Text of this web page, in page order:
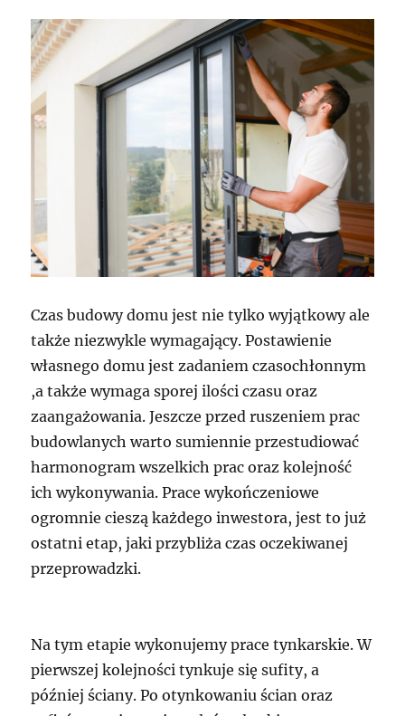
Czas budowy domu jest nie tylko wyjątkowy ale
także niezwykle wymagający. Postawienie
własnego domu jest zadaniem czasochłonnym
,a także wymaga sporej ilości czasu oraz
zaangażowania. Jeszcze przed ruszeniem prac
budowlanych warto sumiennie przestudiować
harmonogram wszelkich prac oraz kolejność
ich wykonywania. Prace wykończeniowe
ogromnie cieszą każdego inwestora, jest to już
ostatni etap, jaki przybliża czas oczekiwanej
przeprowadzki.
Na tym etapie wykonujemy prace tynkarskie. W
pierwszej kolejności tynkuje się sufity, a
później ściany. Po otynkowaniu ścian oraz